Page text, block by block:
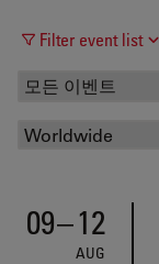
Filter event list
09–12
AUG